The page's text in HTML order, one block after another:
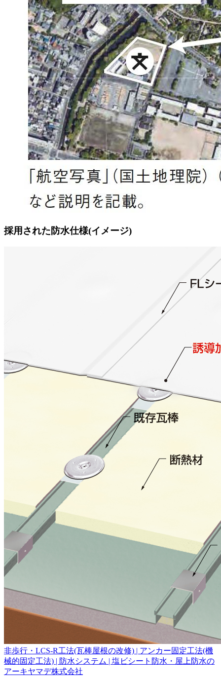
採用された防水仕様(イメージ)
非歩行・LCS-R工法(瓦棒屋根の改修) | アンカー固定工法(機
械的固定工法) | 防水システム | 塩ビシート防水・屋上防水の
アーキヤマデ株式会社